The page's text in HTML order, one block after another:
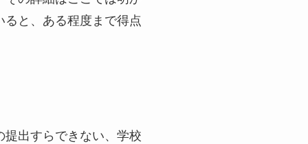
と、ある程度まで得点
出すらできない、学校